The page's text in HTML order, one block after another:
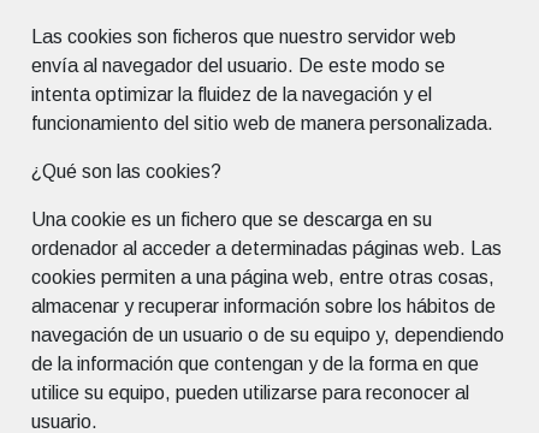
Las cookies son ficheros que nuestro servidor web
envía al navegador del usuario. De este modo se
intenta optimizar la fluidez de la navegación y el
funcionamiento del sitio web de manera personalizada.
¿Qué son las cookies?
Una cookie es un fichero que se descarga en su
ordenador al acceder a determinadas páginas web. Las
cookies permiten a una página web, entre otras cosas,
almacenar y recuperar información sobre los hábitos de
navegación de un usuario o de su equipo y, dependiendo
de la información que contengan y de la forma en que
utilice su equipo, pueden utilizarse para reconocer al
usuario.